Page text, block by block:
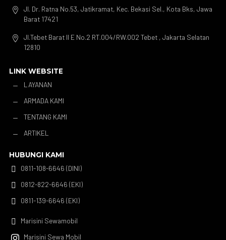

Jl. Dr. Ratna No.53, Jatikramat, Kec. Bekasi Sel., Kota Bks, Jawa
Barat 17421

Jl.Tebet Barat II E No.2 RT.004/RW.002 Tebet , Jakarta Selatan
12810
LINK WEBSITE
K
LAYANAN
K ARMADA KAMI
K TENTANG KAMI
K ARTIKEL
HUBUNGI KAMI

0811-108-6646 (DINI)

0812-822-6646 (EKI)

0811-139-6646 (EKI)
 Marisini Sewamobil
 Marisini Sewa Mobil